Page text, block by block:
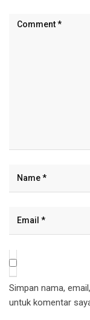
Simpan nama,
untuk komentar